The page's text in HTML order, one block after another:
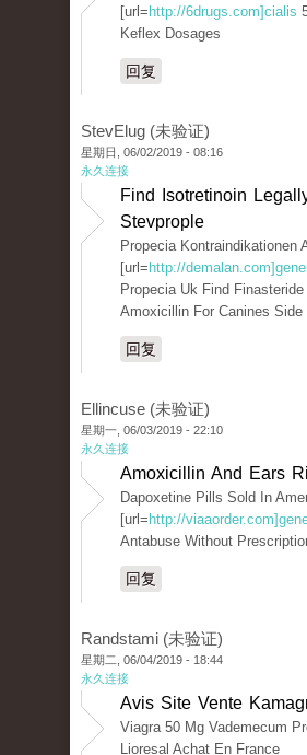
[url= http://6drugs.com]cialis
Keflex Dosages
回复
StevElug (未验证)
星期日, 06/02/2019 - 08:16
永久连接
Find Isotretinoin
Stevprople
Propecia Kontraindikationen
[url= http://
Propecia Uk Find
Amoxicillin For Canines
回复
Ellincuse (未验证)
星期一, 06/03/2019 - 22:10
永久连接
Amoxicillin And Ears
Dapoxetine Pills Sold In
[url= http://
Antabuse Without
回复
Randstami (未验证)
星期二, 06/04/2019 - 18:44
永久连接
Avis Site Vente
Viagra 50 Mg Vademecum
Lioresal Achat En France